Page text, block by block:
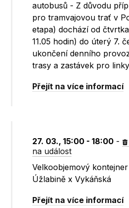
autobusů - Z důvodu
pro tramvajovou trať v
etapa) dochází od
11.05 hodin) do úterý 7.
ukončení denního
trasy a zastávek pro
Přejít na více informací
27. 03., 15:00 - 18:00 -
na událost
Velkoobjemový
Úžlabině x Vykáňská
Přejít na více informací